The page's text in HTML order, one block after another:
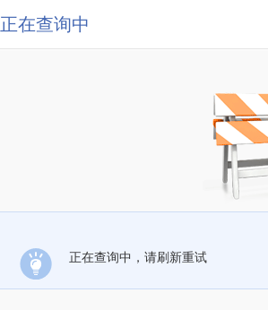
正在查询中
正在查询中，请刷新重试